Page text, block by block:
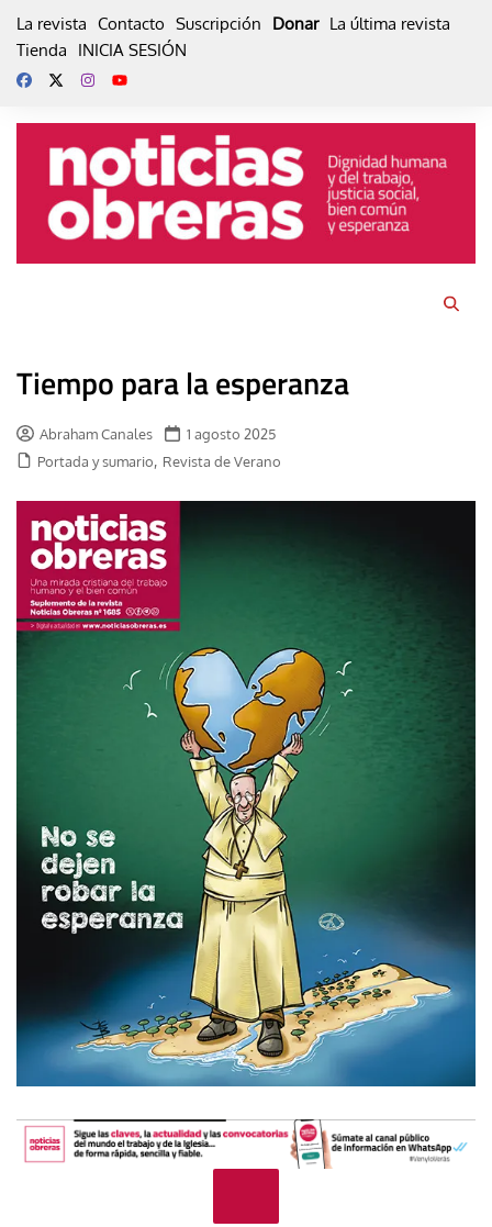
La revista Contacto Suscripción Donar La última revista
Tienda
INICIA SESIÓN
Tiempo para la esperanza
Abraham Canales
1 agosto 2025
Portada y sumario, Revista de Verano